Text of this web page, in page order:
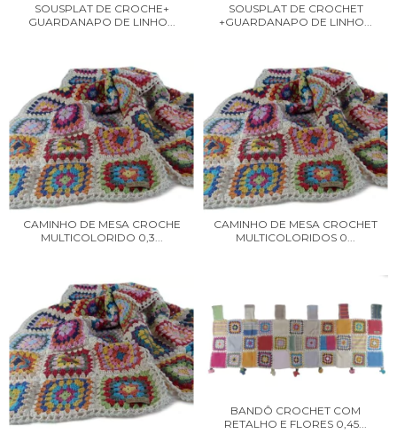
SOUSPLAT DE CROCHE+
GUARDANAPO DE LINHO...
SOUSPLAT DE CROCHET
+GUARDANAPO DE LINHO...
CAMINHO DE MESA CROCHE
MULTICOLORIDO 0,3...
CAMINHO DE MESA CROCHET
MULTICOLORIDOS 0...
BANDÔ CROCHET COM
RETALHO E FLORES 0,45...